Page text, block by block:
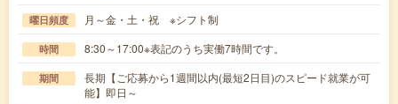
曜日頻度 月～金・土・祝 ※シフト制
時間 8:30～17:00※表記のうち実働7時間です。
期間
長期【ご応募から1週間以内(最短2日目)のスピード就業が可
能】即日～